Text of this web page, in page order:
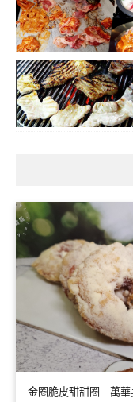
金圈脆皮甜甜圈｜萬